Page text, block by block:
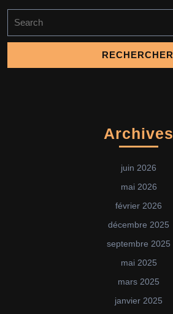
for:
Archives
juin 2026
mai 2026
février 2026
décembre 2025
septembre 2025
mai 2025
mars 2025
janvier 2025